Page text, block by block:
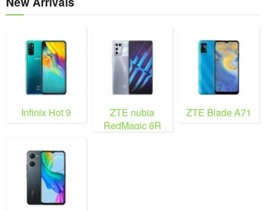
Infinix Hot 9
ZTE nubia
RedMagic 6R
ZTE Blade A71